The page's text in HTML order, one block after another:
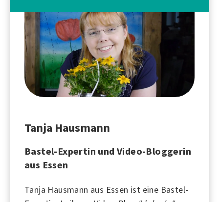
Tanja Hausmann
Bastel-Expertin und Video-Bloggerin
aus Essen
Tanja Hausmann aus Essen ist eine Bastel-